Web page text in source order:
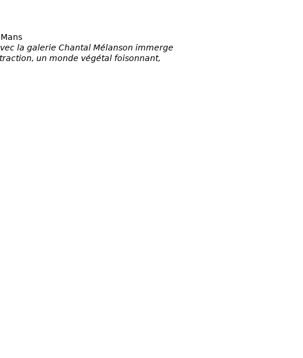
Mans
la galerie Chantal Mélanson immerge
un monde végétal foisonnant,